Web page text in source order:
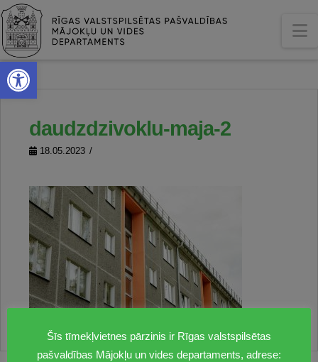
Open toolbar
daudzdzivoklu-maja-2
18.05.2023
Šīs tīmekļvietnes pārzinis ir Rīgas valstspilsētas
pašvaldības Mājokļu un vides departaments, adrese: